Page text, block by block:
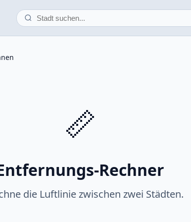
📏
Rechner
die Luftlinie zwischen zwei Städten.